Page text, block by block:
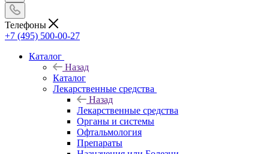
Телефоны
+7 (495) 500-00-27
Каталог
Назад
Каталог
Лекарственные средства
Назад
Лекарственные средства
Органы и системы
Офтальмология
Препараты